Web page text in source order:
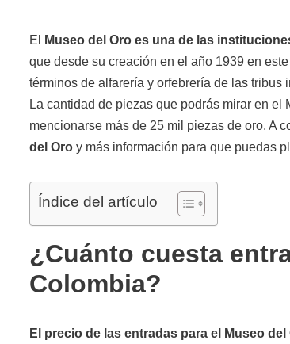
El Museo del Oro es una de las
que desde su creación en el año 1939 en
términos de alfarería y orfebrería de las tribus
La cantidad de piezas que podrás mirar en
mencionarse más de 25 mil piezas de oro. A
del Oro y más información para que puedas
Índice del artículo
¿Cuánto cuesta
Colombia?
El precio de las entradas para el Museo